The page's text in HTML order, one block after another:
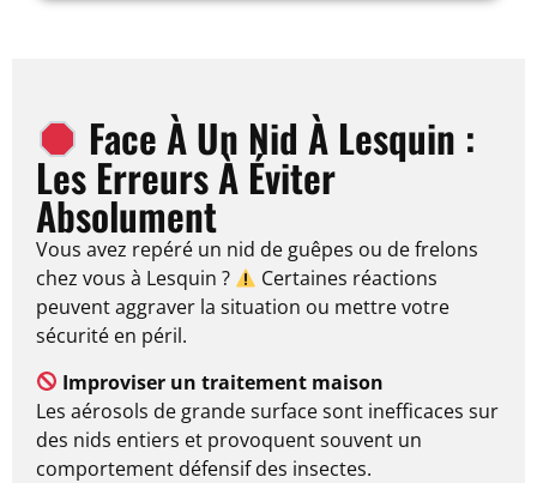
Face À Un Nid À Lesquin :
Les Erreurs À Éviter
Absolument
Vous avez repéré un nid de guêpes ou de frelons
chez vous à Lesquin ?
Certaines réactions
peuvent aggraver la situation ou mettre votre
sécurité en péril.
Improviser un traitement maison
Les aérosols de grande surface sont inefficaces sur
des nids entiers et provoquent souvent un
comportement défensif des insectes.